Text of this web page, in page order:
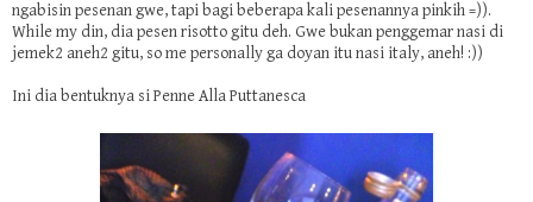
ngabisin pesenan gwe, tapi bagi beberapa kali pesenannya pinkih =)).
While my din, dia pesen risotto gitu deh. Gwe bukan penggemar nasi di
jemek2 aneh2 gitu, so me personally ga doyan itu nasi italy, aneh! :))
Ini dia bentuknya si Penne Alla Puttanesca